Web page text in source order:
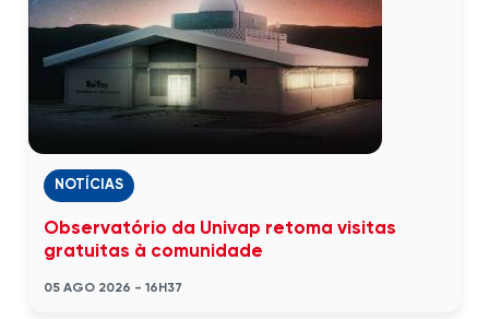
NOTÍCIAS
Observatório da Univap retoma visitas
gratuitas à comunidade
05 AGO 2026 - 16H37